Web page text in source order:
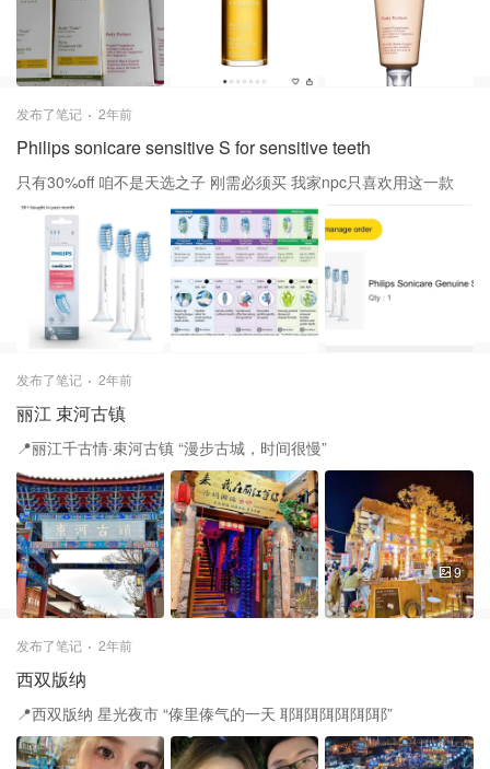
发布了笔记 2年前
Philips sonicare sensitive S for sensitive teeth
只有30%off 咱不是天选之子 刚需必须买 我家npc只喜欢用这一款
发布了笔记 2年前
丽江 束河古镇
📍丽江千古情·束河古镇 “漫步古城，时间很慢”
9
发布了笔记 2年前
西双版纳
📍西双版纳 星光夜市 “傣里傣气的一天 耶耶耶耶耶耶耶”